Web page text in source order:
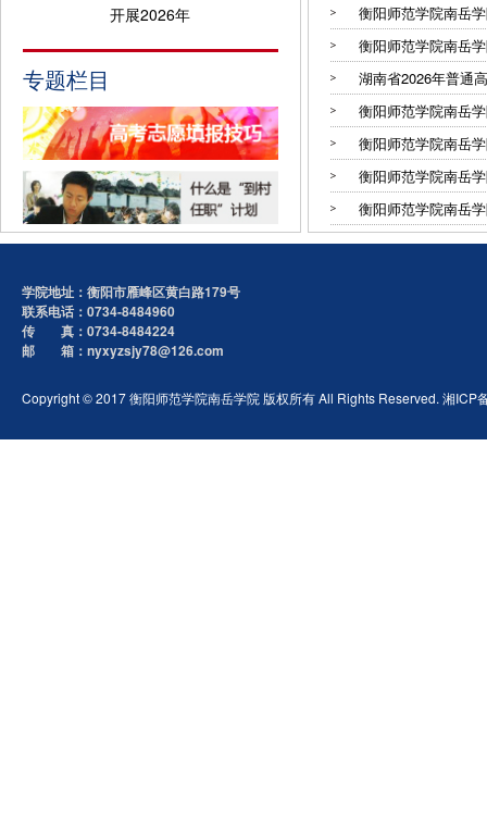
开展2026年
专题栏目
衡阳师范学院南岳
衡阳师范学院南岳
湖南省2026年普通
衡阳师范学院南岳
衡阳师范学院南岳
衡阳师范学院南岳
衡阳师范学院南岳
学院地址：衡阳市雁峰区黄白路179号
联系电话：0734-8484960
传 真：0734-8484224
邮 箱：nyxyzsjy78@126.com
Copyright © 2017 衡阳师范学院南岳学院 版权所有 All Rights Reserved. 湘ICP